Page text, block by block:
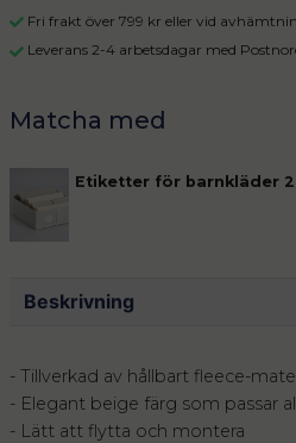
Fri frakt över 799 kr eller vid
Leverans 2-4 arbetsdagar med
Etiketter för barnkläder
Beskrivning
- Tillverkad av hållbart fleece-
- Elegant beige färg som passar
- Lätt att flytta och montera